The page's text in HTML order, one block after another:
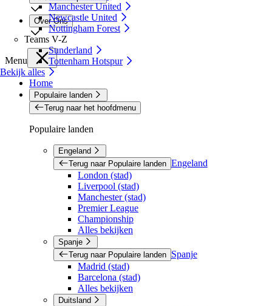
Manchester United
Newcastle United
Nottingham Forest
Teams V-Z
Sunderland
Tottenham Hotspur
Bekijk alles
Over Ons
Menu
Home
Populaire landen
Terug naar het hoofdmenu
Populaire landen
Engeland
Terug naar Populaire landen Engeland
London (stad)
Liverpool (stad)
Manchester (stad)
Premier League
Championship
Alles bekijken
Spanje
Terug naar Populaire landen
Spanje
Madrid (stad)
Barcelona (stad)
Alles bekijken
Duitsland